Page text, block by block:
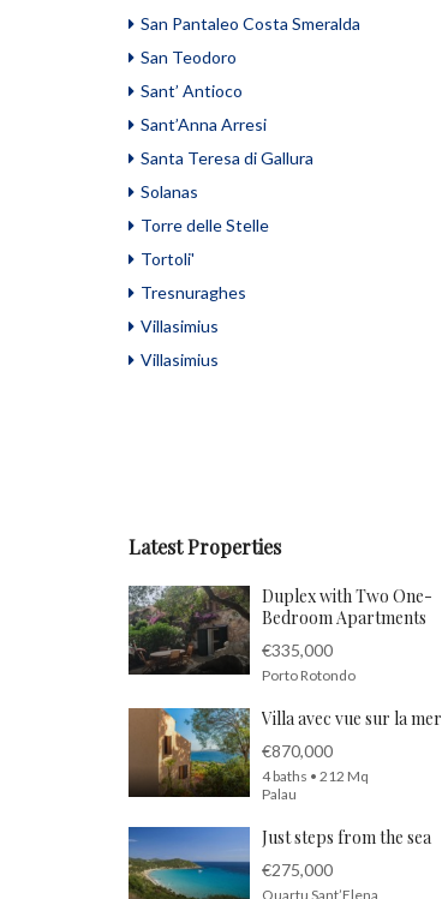
San Pantaleo Costa Smeralda
San Teodoro
Sant’ Antioco
Sant’Anna Arresi
Santa Teresa di Gallura
Solanas
Torre delle Stelle
Tortoli'
Tresnuraghes
Villasimius
Villasimius
Latest Properties
Duplex with Two One-
Bedroom Apartments
€335,000
Porto Rotondo
Villa avec vue sur la mer
€870,000
4 baths • 212 Mq
Palau
Just steps from the sea
€275,000
Quartu Sant’Elena